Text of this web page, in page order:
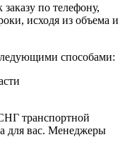
по телефону,
исходя из объема и
способами:
транспортной
для вас. Менеджеры